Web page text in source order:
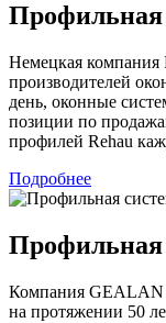
Профильная
Немецкая компания
производителей
день, оконные
позиции по
профилей Rehau
Подробнее
Профильная
Компания
на протяжении 50